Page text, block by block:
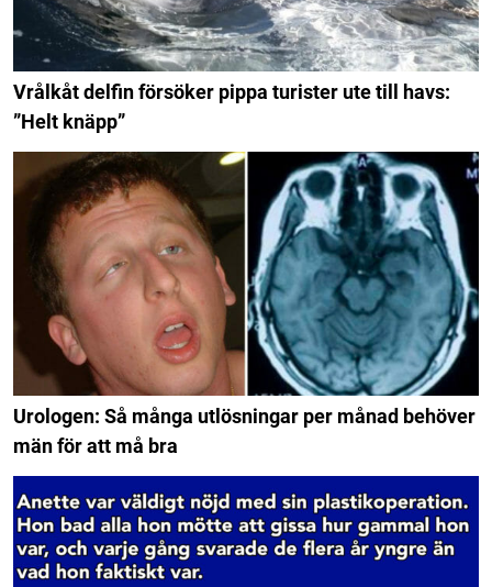
Vrålkåt delfin försöker pippa turister ute till havs:
”Helt knäpp”
Urologen: Så många utlösningar per månad behöver
män för att må bra